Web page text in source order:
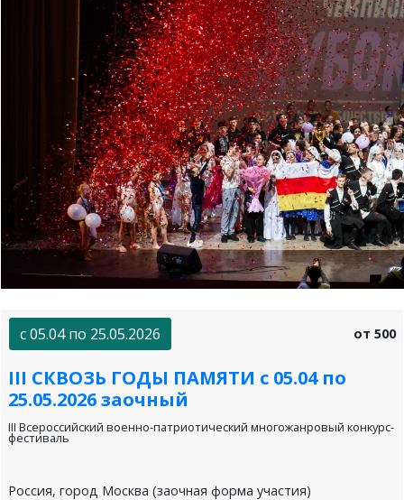
с 05.04 по 25.05.2026 от 500
III СКВОЗЬ ГОДЫ ПАМЯТИ с 05.04 по
25.05.2026 заочный
III Всероссийский военно-патриотический многожанровый конкурс-
фестиваль
Россия, город Москва (заочная форма участия)